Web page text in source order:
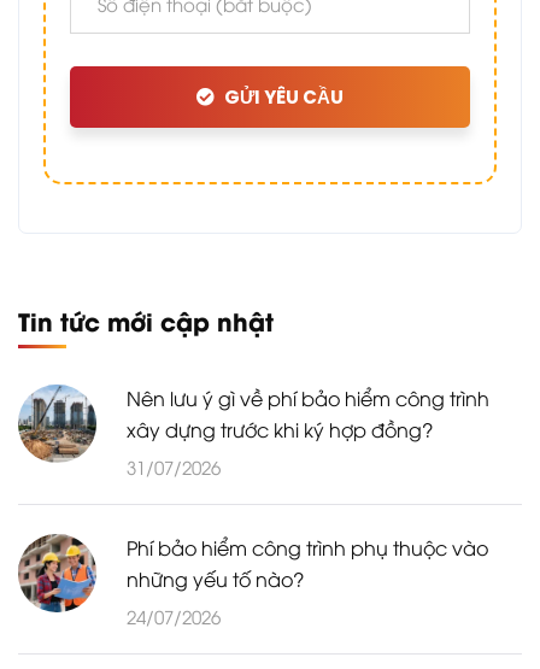
GỬI YÊU CẦU
Tin tức mới cập nhật
Nên lưu ý gì về phí bảo hiểm công trình
xây dựng trước khi ký hợp đồng?
31/07/2026
Phí bảo hiểm công trình phụ thuộc vào
những yếu tố nào?
24/07/2026